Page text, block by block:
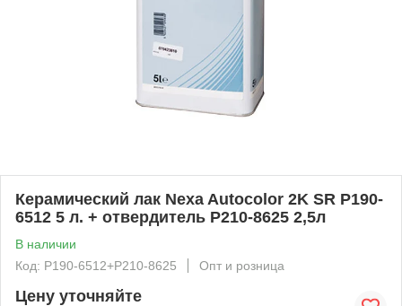
Керамический лак Nexa Autocolor 2K SR P190-
6512 5 л. + отвердитель P210-8625 2,5л
В наличии
Код: P190-6512+P210-8625
Опт и розница
Цену уточняйте